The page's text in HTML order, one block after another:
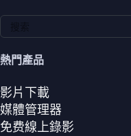
熱門產品
影片下載
媒體管理器
免费線上錄影